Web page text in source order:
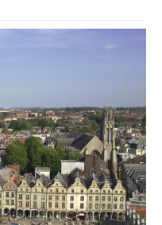
Mon jardin et vous...
(GNPV)